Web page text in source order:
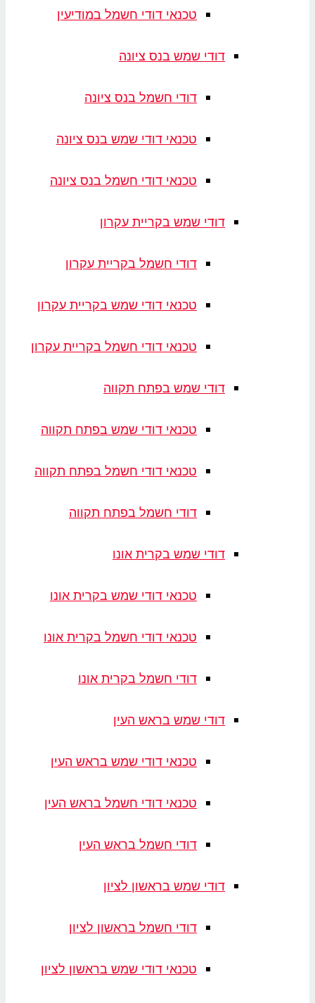
טכנאי דודי חשמל במודיעין
דודי שמש בנס ציונה
דודי חשמל בנס ציונה
טכנאי דודי שמש בנס ציונה
טכנאי דודי חשמל בנס ציונה
דודי שמש בקריית עקרון
דודי חשמל בקריית עקרון
טכנאי דודי שמש בקריית עקרון
טכנאי דודי חשמל בקריית עקרון
דודי שמש בפתח תקווה
טכנאי דודי שמש בפתח תקווה
טכנאי דודי חשמל בפתח תקווה
דודי חשמל בפתח תקווה
דודי שמש בקרית אונו
טכנאי דודי שמש בקרית אונו
טכנאי דודי חשמל בקרית אונו
דודי חשמל בקרית אונו
דודי שמש בראש העין
טכנאי דודי שמש בראש העין
טכנאי דודי חשמל בראש העין
דודי חשמל בראש העין
דודי שמש בראשון לציון
דודי חשמל בראשון לציון
טכנאי דודי שמש בראשון לציון